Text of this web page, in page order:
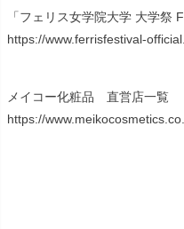
「フェリス女学院大学 大学祭
https://www.ferrisfestival-
メイコー化粧品 直営店一覧
https://